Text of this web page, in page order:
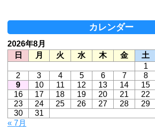
カレンダー
2026年8月
日
月 火 水 木 金
土
1
2
3 4 5 6 7
8
9
10 11 12 13 14
15
16
17 18 19 20 21
22
23
24 25 26 27 28
29
30
31
« 7月